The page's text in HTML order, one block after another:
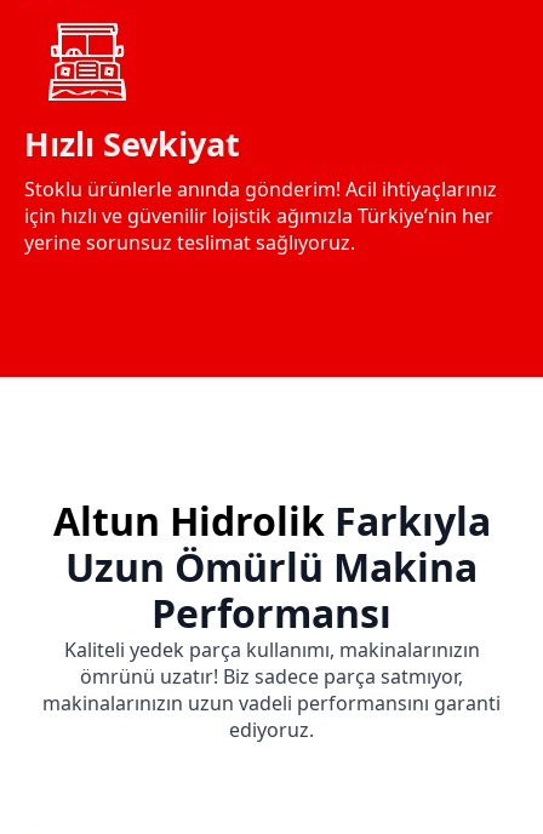
Hızlı Sevkiyat
Stoklu ürünlerle anında gönderim! Acil ihtiyaçlarınız
için hızlı ve güvenilir lojistik ağımızla Türkiye’nin her
yerine sorunsuz teslimat sağlıyoruz.
Altun Hidrolik Farkıyla
Uzun Ömürlü Makina
Performansı
Kaliteli yedek parça kullanımı, makinalarınızın
ömrünü uzatır! Biz sadece parça satmıyor,
makinalarınızın uzun vadeli performansını garanti
ediyoruz.